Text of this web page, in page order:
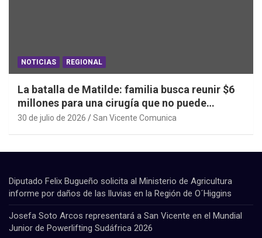
NOTICIAS REGIONAL
La batalla de Matilde: familia busca reunir $6
millones para una cirugía que no puede
esperar
30 de julio de 2026 San Vicente Comunica
Diputado Felix Bugueño solicita al Ministerio de Agricultura
informe por daños de las lluvias en la Región de O´Higgins
Josefa Soto Arcos representará a San Vicente en el Mundial
Junior de Powerlifting Sudáfrica 2026